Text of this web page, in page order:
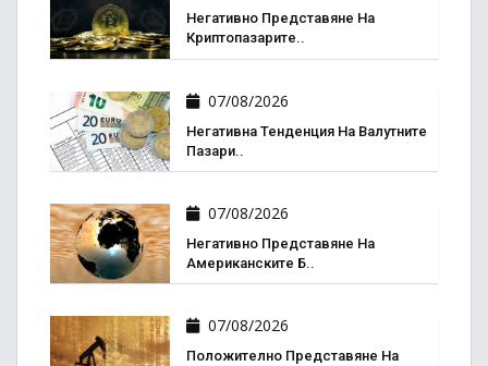
Негативно Представяне На
Криптопазарите..
07/08/2026
Негативна Тенденция На Валутните
Пазари..
07/08/2026
Негативно Представяне На
Американските Б..
07/08/2026
Положително Представяне На